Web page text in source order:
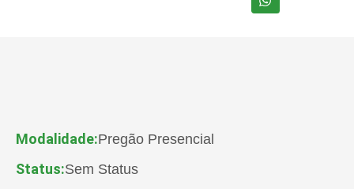
Modalidade:Pregão Presencial
Status:Sem Status